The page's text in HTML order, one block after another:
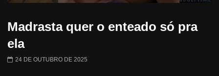
Madrasta quer o enteado só pra
ela
24 DE OUTUBRO DE 2025